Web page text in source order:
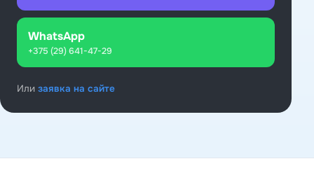
WhatsApp
+375 (29) 641-47-29
Или заявка на сайте